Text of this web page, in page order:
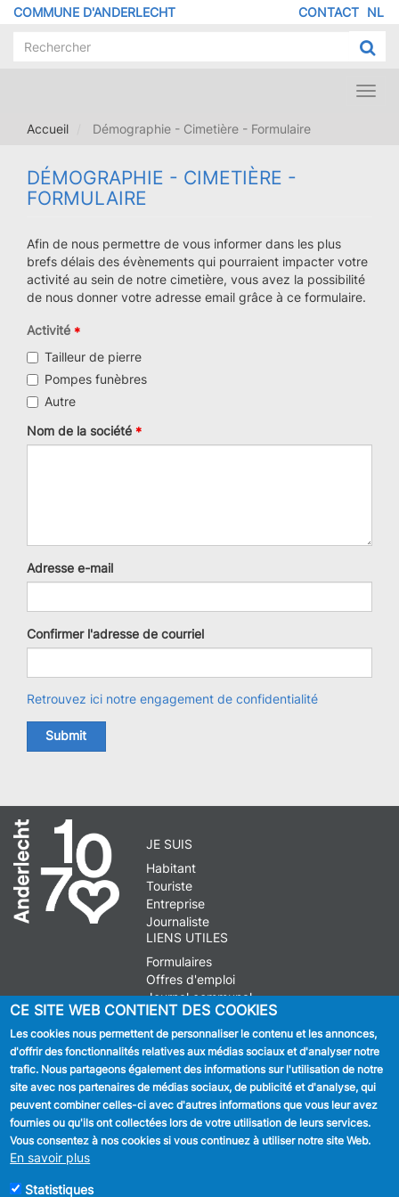
Aller
contenu
COMMUNE D'ANDERLECHT NL
DE
CONTACT
Accueil
Démographie - Cimetière - Formulaire
DÉMOGRAPHIE - CIMETIÈRE -
FORMULAIRE
Afin de nous permettre de vous informer dans les plus
brefs délais des évènements qui pourraient impacter votre
activité au sein de notre cimetière, vous avez la possibilité
de nous donner votre adresse email grâce à ce formulaire.
Activité
Tailleur de pierre
Pompes funèbres
Autre
Nom de la société
Adresse
e-
Adresse e-mail
Confirmer l'adresse de courriel
Retrouvez ici notre engagement de confidentialité
Submit
JE SUIS
Habitant
Touriste
Entreprise
Journaliste
LIENS UTILES
Formulaires
Offres d'emploi
Journal communal
Stationnement
SUIVEZ NOUS
Facebook
Linkedin
CE SITE WEB CONTIENT DES COOKIES
Les cookies nous permettent de personnaliser le contenu et les annonces,
d'offrir des fonctionnalités relatives aux médias sociaux et d'analyser notre
trafic. Nous partageons également des informations sur l'utilisation de notre
site avec nos partenaires de médias sociaux, de publicité et d'analyse, qui
peuvent combiner celles-ci avec d'autres informations que vous leur avez
fournies ou qu'ils ont collectées lors de votre utilisation de leurs services.
Vous consentez à nos cookies si vous continuez à utiliser notre site Web.
En savoir plus
Statistiques